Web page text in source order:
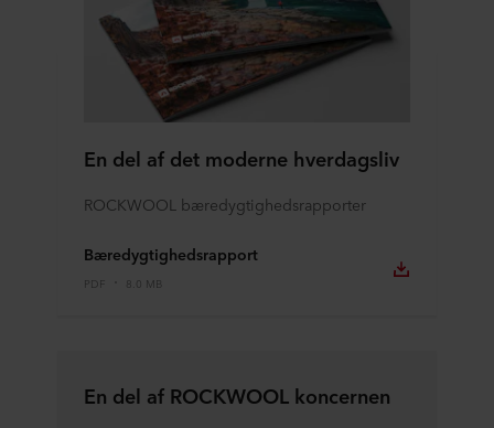
En del af det moderne hverdagsliv
ROCKWOOL bæredygtighedsrapporter
Bæredygtighedsrapport
PDF 8.0 MB
En del af ROCKWOOL koncernen